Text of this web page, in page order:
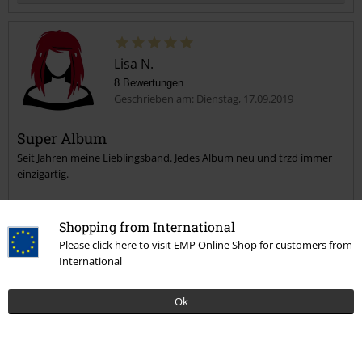
Shopping from International
Please click here to visit EMP Online Shop for customers from
International
Ok
Kommentar jetzt abschicken!
Lisa N.
8 Bewertungen
Geschrieben am: Dienstag, 17.09.2019
Super Album
Seit Jahren meine Lieblingsband. Jedes Album neu und trzd immer
einzigartig.
Verifizierte Rezension
War diese Bewertung hilfreich für dich?